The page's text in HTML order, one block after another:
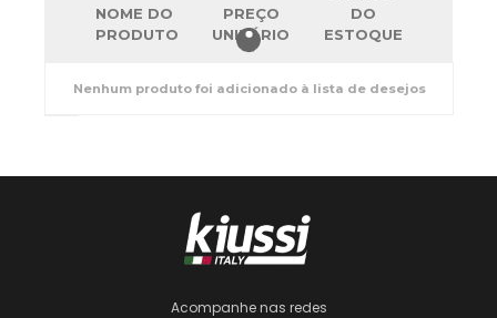
NOME DO
PRODUTO
PREÇO
UNITÁRIO
DO
ESTOQUE
Nenhum produto foi adicionado à lista de desejos
Acompanhe nas redes